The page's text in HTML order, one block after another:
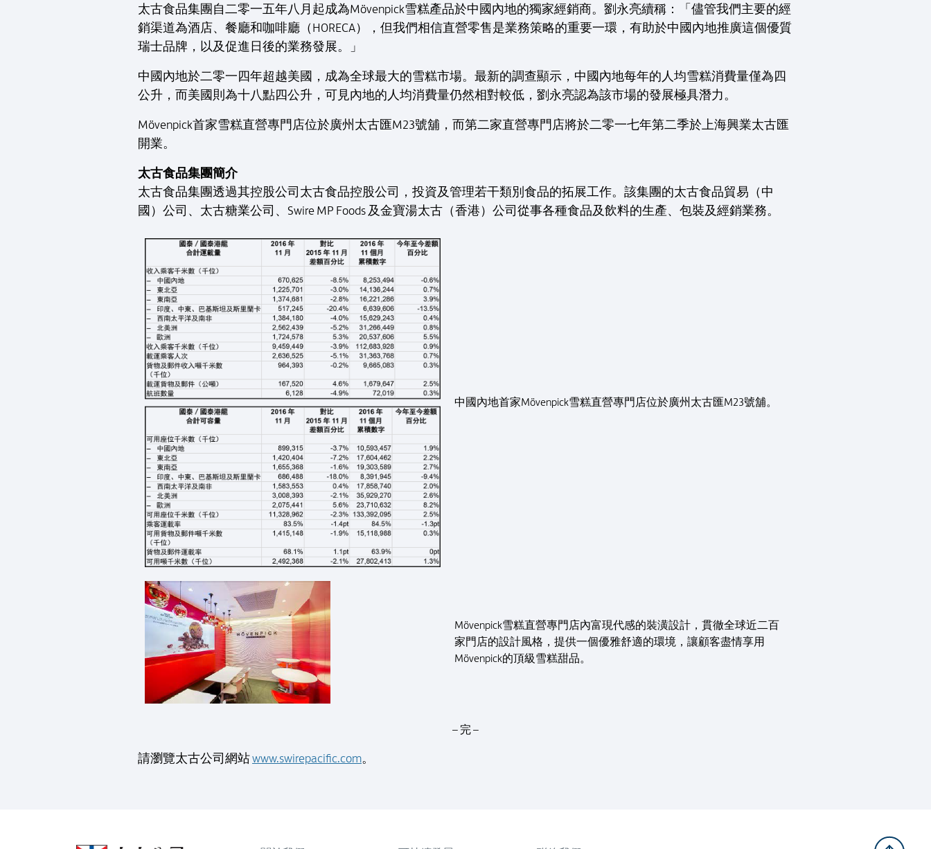
太古食品集團自二零一五年八月起成為Mövenpick雪糕產品於中國內地的獨家經銷商。劉永亮續稱：「儘管我們主要的經
銷渠道為酒店、餐廳和咖啡廳（HORECA），但我們相信直營零售是業務策略的重要一環，有助於中國內地推廣這個優質
瑞士品牌，以及促進日後的業務發展。」
中國內地於二零一四年超越美國，成為全球最大的雪糕市場。最新的調查顯示，中國內地每年的人均雪糕消費量僅為四
公升，而美國則為十八點四公升，可見內地的人均消費量仍然相對較低，劉永亮認為該市場的發展極具潛力。
Mövenpick首家雪糕直營專門店位於廣州太古匯M23號舖，而第二家直營專門店將於二零一七年第二季於上海興業太古匯
開業。
太古食品集團簡介
太古食品集團透過其控股公司太古食品控股公司，投資及管理若干類別食品的拓展工作。該集團的太古食品貿易（中
國）公司、太古糖業公司、Swire MP Foods 及金寶湯太古（香港）公司從事各種食品及飲料的生產、包裝及經銷業務。
中國內地首家Mövenpick雪糕直營專門店位於廣州太古匯M23號舖。
Mövenpick雪糕直營專門店內富現代感的裝潢設計，貫徹全球近二百
家門店的設計風格，提供一個優雅舒適的環境，讓顧客盡情享用
Mövenpick的頂級雪糕甜品。
– 完 –
請瀏覽太古公司網站www.swirepacific.com。